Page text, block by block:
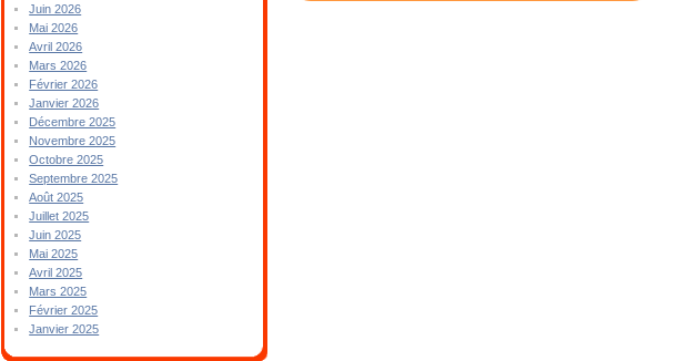
Juin 2026
Mai 2026
Avril 2026
Mars 2026
Février 2026
Janvier 2026
Décembre 2025
Novembre 2025
Octobre 2025
Septembre 2025
Août 2025
Juillet 2025
Juin 2025
Mai 2025
Avril 2025
Mars 2025
Février 2025
Janvier 2025